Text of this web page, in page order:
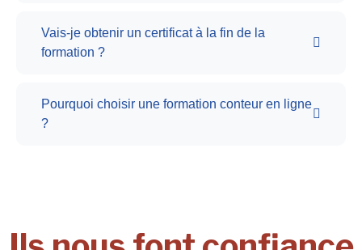
Vais-je obtenir un certificat à la fin de la
formation ?
Pourquoi choisir une formation conteur en ligne
?